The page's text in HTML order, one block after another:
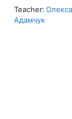
Teacher:
Адамчук